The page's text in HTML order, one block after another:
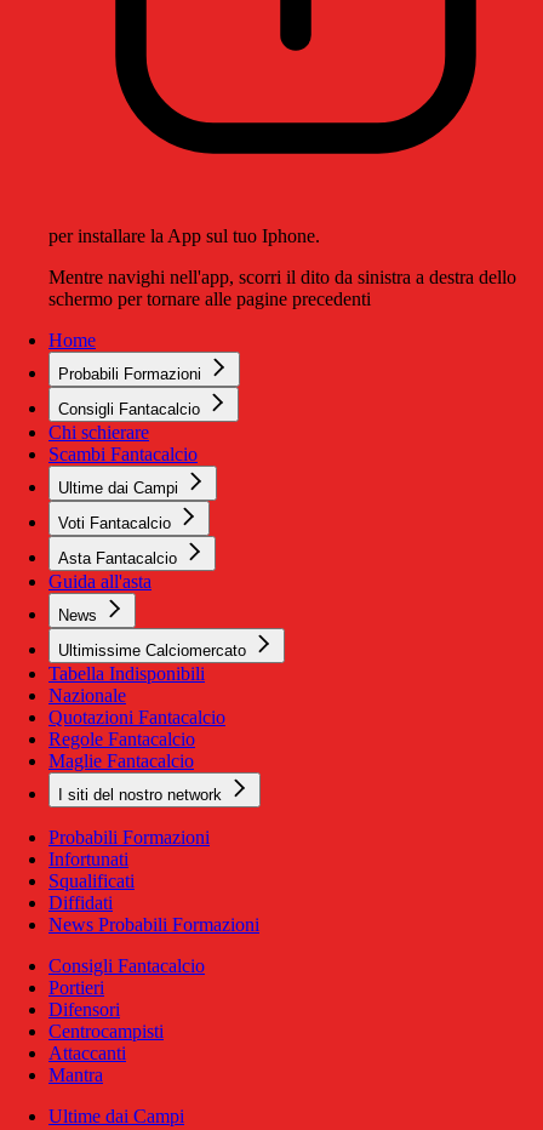
per installare la App sul tuo Iphone.
Mentre navighi nell'app, scorri il dito da sinistra a destra dello
schermo per tornare alle pagine precedenti
Home
Probabili Formazioni
Consigli Fantacalcio
Chi schierare
Scambi Fantacalcio
Ultime dai Campi
Voti Fantacalcio
Asta Fantacalcio
Guida all'asta
News
Ultimissime Calciomercato
Tabella Indisponibili
Nazionale
Quotazioni Fantacalcio
Regole Fantacalcio
Maglie Fantacalcio
I siti del nostro network
Probabili Formazioni
Infortunati
Squalificati
Diffidati
News Probabili Formazioni
Consigli Fantacalcio
Portieri
Difensori
Centrocampisti
Attaccanti
Mantra
Ultime dai Campi